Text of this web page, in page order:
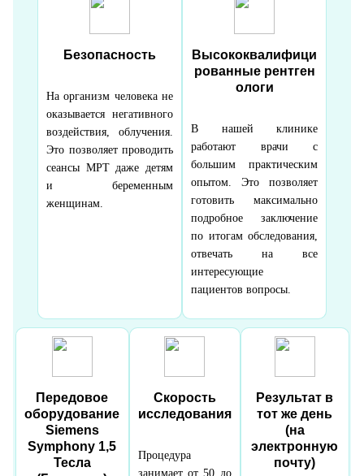
Безопасность
На организм человека не
оказывается негативного
воздействия, облучения.
Это позволяет проводить
сеансы МРТ даже детям
и беременным
женщинам.
Высококвалифици
рованные рентген
ологи
В нашей клинике
работают врачи с
большим практическим
опытом. Это позволяет
готовить максимально
подробное заключение
по итогам обследования,
отвечать на все
интересующие
пациентов вопросы.
Передовое
оборудование
Siemens
Symphony 1,5
Тесла
Скорость
исследования
Процедура
занимает от 50 до
Результат в
тот же день
(на
электронную
почту)